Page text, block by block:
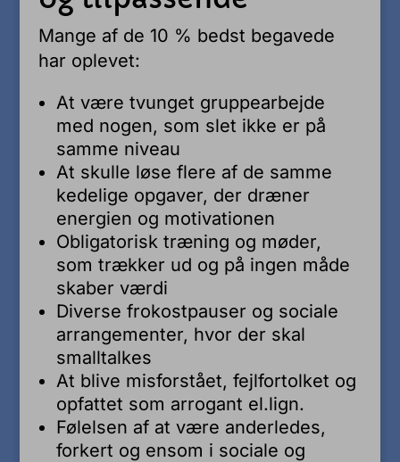
Mange af de 10 % bedst begavede
har oplevet:
At være tvunget gruppearbejde
med nogen, som slet ikke er på
samme niveau
At skulle løse flere af de samme
kedelige opgaver, der dræner
energien og motivationen
Obligatorisk træning og møder,
som trækker ud og på ingen måde
skaber værdi
Diverse frokostpauser og sociale
arrangementer, hvor der skal
smalltalkes
At blive misforstået, fejlfortolket og
opfattet som arrogant el.lign.
Følelsen af at være anderledes,
forkert og ensom i sociale og